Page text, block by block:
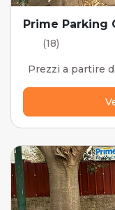
Prime Parking
(18)
Prezzi a partire